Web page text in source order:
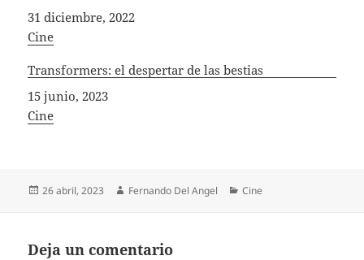
Fecha
31 diciembre, 2022
In relation to
Cine
Transformers: el despertar de las bestias
Fecha
15 junio, 2023
In relation to
Cine
Publicado
26 abril, 2023 Autor
Fernando Del Angel Categorías
Cine
Deja un comentario